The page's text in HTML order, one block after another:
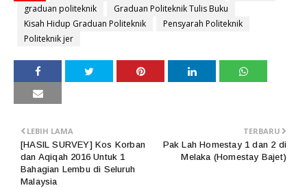
graduan politeknik
Graduan Politeknik Tulis Buku
Kisah Hidup Graduan Politeknik
Pensyarah Politeknik
Politeknik jer
TERBARU
Pak Lah Homestay 1 dan 2 di
Melaka (Homestay Bajet)
LEBIH LAMA
[HASIL SURVEY] Kos Korban
dan Aqiqah 2016 Untuk 1
Bahagian Lembu di Seluruh
Malaysia